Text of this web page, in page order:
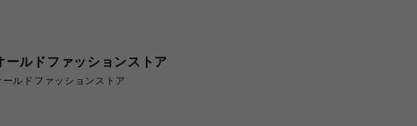
ールドファッションストア
ールドファッションストア